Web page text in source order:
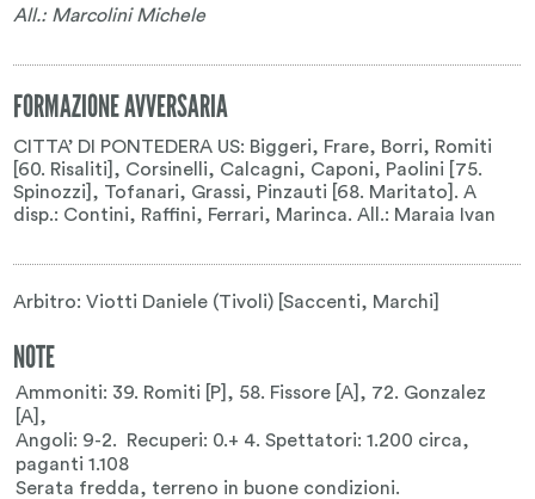
All.: Marcolini Michele
FORMAZIONE AVVERSARIA
CITTA’ DI PONTEDERA US: Biggeri, Frare, Borri, Romiti
[60. Risaliti], Corsinelli, Calcagni, Caponi, Paolini [75.
Spinozzi], Tofanari, Grassi, Pinzauti [68. Maritato]. A
disp.: Contini, Raffini, Ferrari, Marinca. All.: Maraia Ivan
Arbitro: Viotti Daniele (Tivoli) [Saccenti, Marchi]
NOTE